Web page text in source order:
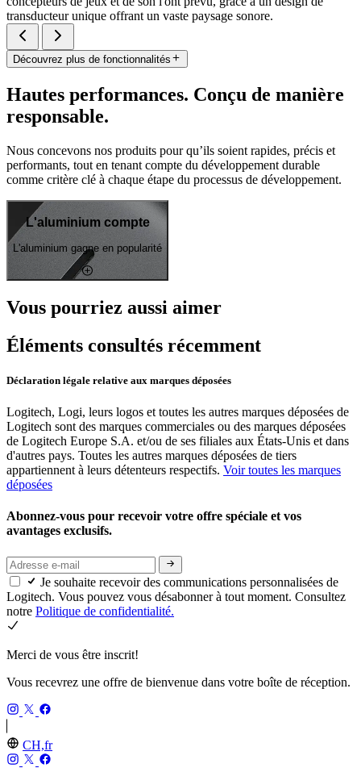
transducteur unique offrant un vaste paysage sonore.
Découvrez plus de fonctionnalités
Hautes performances. Conçu de manière
responsable.
Nous concevons nos produits pour qu’ils soient rapides, précis et
performants, tout en tenant compte du développement durable
comme critère clé à chaque étape du processus de développement.
L'aluminium compte
L'aluminium gagne en popularité
Vous pourriez aussi aimer
Éléments consultés récemment
Déclaration légale relative aux marques déposées
Logitech, Logi, leurs logos et toutes les autres marques déposées de
Logitech sont des marques commerciales ou des marques déposées
de Logitech Europe S.A. et/ou de ses filiales aux États-Unis et dans
d'autres pays. Toutes les autres marques déposées de tiers
appartiennent à leurs détenteurs respectifs. Voir toutes les marques
déposées
Abonnez-vous pour recevoir votre offre spéciale et vos
avantages exclusifs.
Je souhaite recevoir des communications personnalisées de
Logitech. Vous pouvez vous désabonner à tout moment. Consultez
notre Politique de confidentialité.
Merci de vous être inscrit!
Vous recevrez une offre de bienvenue dans votre boîte de réception.
CH,fr